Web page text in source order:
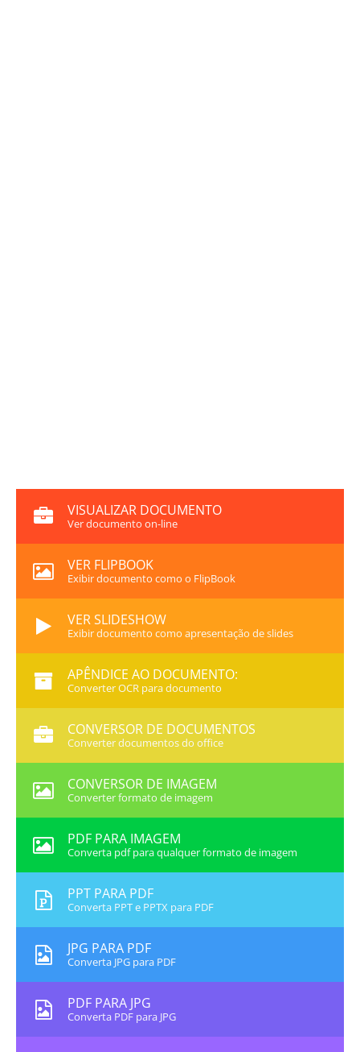
VISUALIZAR DOCUMENTO
Ver documento on-line
VER FLIPBOOK
Exibir documento como o FlipBook
VER SLIDESHOW
Exibir documento como apresentação de slides
APÊNDICE AO DOCUMENTO:
Converter OCR para documento
CONVERSOR DE DOCUMENTOS
Converter documentos do office
CONVERSOR DE IMAGEM
Converter formato de imagem
PDF PARA IMAGEM
Converta pdf para qualquer formato de imagem
PPT PARA PDF
Converta PPT e PPTX para PDF
JPG PARA PDF
Converta JPG para PDF
PDF PARA JPG
Converta PDF para JPG